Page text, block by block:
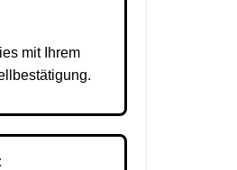
mit Ihrem